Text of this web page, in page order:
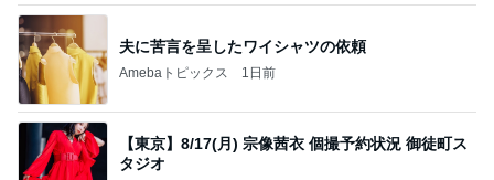
夫に苦言を呈したワイシャツの依頼
Amebaトピックス 1日前
【東京】8/17(月) 宗像茜衣 個撮予約状況 御徒町ス
タジオ